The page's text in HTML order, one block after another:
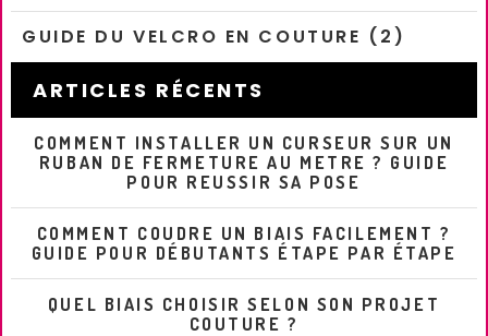
GUIDE DU VELCRO EN COUTURE (2)
ARTICLES RÉCENTS
COMMENT INSTALLER UN CURSEUR SUR UN
RUBAN DE FERMETURE AU METRE ? GUIDE
POUR REUSSIR SA POSE
COMMENT COUDRE UN BIAIS FACILEMENT ?
GUIDE POUR DÉBUTANTS ÉTAPE PAR ÉTAPE
QUEL BIAIS CHOISIR SELON SON PROJET
COUTURE ?